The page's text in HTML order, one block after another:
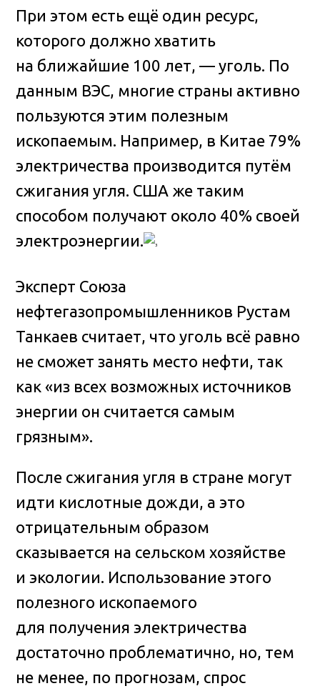
При этом есть ещё один ресурс,
которого должно хватить
на ближайшие 100 лет, — уголь. По
данным ВЭС, многие страны активно
пользуются этим полезным
ископаемым. Например, в Китае 79%
электричества производится путём
сжигания угля. США же таким
способом получают около 40% своей
электроэнергии.
Эксперт Союза
нефтегазопромышленников Рустам
Танкаев считает, что уголь всё равно
не сможет занять место нефти, так
как «из всех возможных источников
энергии он считается самым
грязным».
После сжигания угля в стране могут
идти кислотные дожди, а это
отрицательным образом
сказывается на сельском хозяйстве
и экологии. Использование этого
полезного ископаемого
для получения электричества
достаточно проблематично, но, тем
не менее, по прогнозам, спрос